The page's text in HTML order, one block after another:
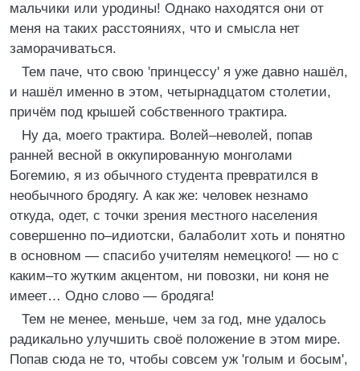
мальчики или уродины! Однако находятся они от
меня на таких расстояниях, что и смысла нет
заморачиваться.
Тем паче, что свою 'принцессу' я уже давно нашёл,
и нашёл именно в этом, четырнадцатом столетии,
причём под крышей собственного трактира.
Ну да, моего трактира. Волей–неволей, попав
ранней весной в оккупированную монголами
Богемию, я из обычного студента превратился в
необычного бродягу. А как же: человек незнамо
откуда, одет, с точки зрения местного населения
совершенно по–идиотски, балаболит хоть и понятно
в основном — спасибо учителям немецкого! — но с
каким–то жутким акцентом, ни повозки, ни коня не
имеет… Одно слово — бродяга!
Тем не менее, меньше, чем за год, мне удалось
радикально улучшить своё положение в этом мире.
Попав сюда не то, чтобы совсем уж 'голым и босым',